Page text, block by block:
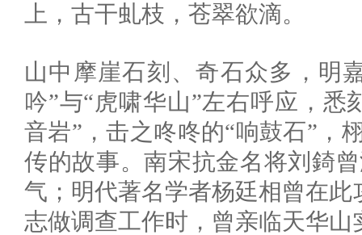
上，古干虬枝，苍翠欲滴。
山中摩崖石刻、奇石众多，明
吟”与“虎啸华山”左右呼应，
音岩”，击之咚咚的“响鼓石”，
传的故事。南宋抗金名将刘錡
气；明代著名学者杨廷相曾在
志做调查工作时，曾亲临天华山